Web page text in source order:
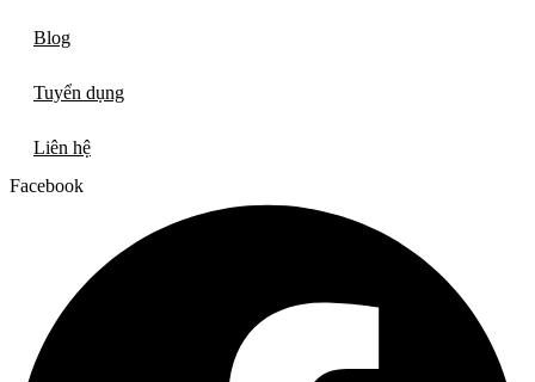
Blog
Tuyển dụng
Liên hệ
Facebook